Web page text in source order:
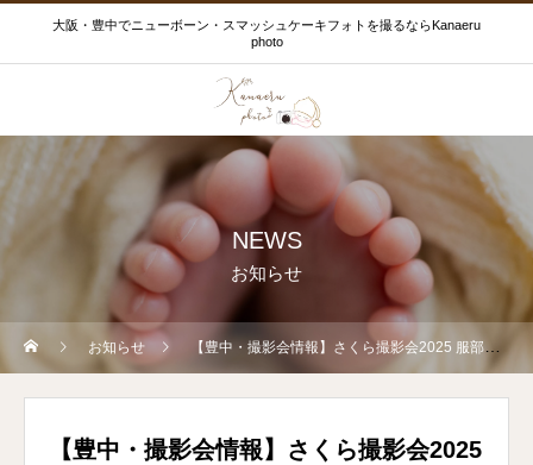
大阪・豊中でニューボーン・スマッシュケーキフォトを撮るならKanaeru
photo
NEWS
お知らせ
お知らせ 【豊中・撮影会情報】さくら撮影会2025 服部緑地公園
【豊中・撮影会情報】さくら撮影会2025